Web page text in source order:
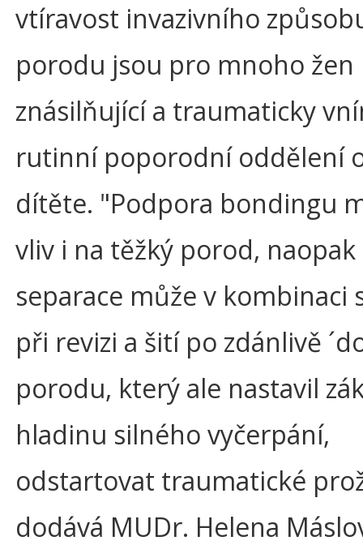
vtíravost invazivního
porodu jsou pro mnoho žen
znásilňující a traumaticky
rutinní poporodní oddělení
dítěte. "Podpora bondingu
vliv i na těžký porod, naopak
separace může v kombinaci
při revizi a šití po zdánlivě
porodu, který ale nastavil
hladinu silného vyčerpání,
odstartovat traumatické
dodává MUDr. Helena